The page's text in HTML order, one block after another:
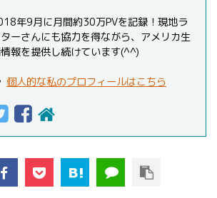
年9月に月間約30万PVを記録！現地ラ
ーさんにも協力を得ながら、アメリカ生
報を提供し続けています(^^)
個人的な私のプロフィールはこちら